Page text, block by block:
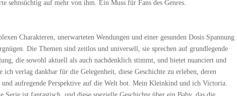
sehnsüchtig auf mehr von ihm. Ein Muss für Fans des Genres.
Charakteren, unerwarteten Wendungen und einer gesunden Dosis Spannung
Die Themen sind zeitlos und universell, sie sprechen auf grundlegende
die sowohl aktuell als auch nachdenklich stimmt, und bietet nuanciert und
verlag dankbar für die Gelegenheit, diese Geschichte zu erleben, deren
aufregende Perspektive auf die Welt bot. Mein Kleinkind und ich Victoria.